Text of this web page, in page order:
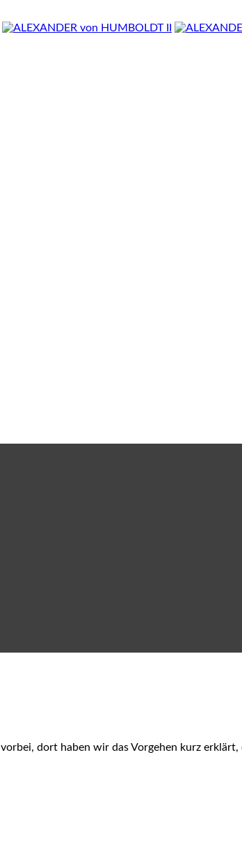
vorbei, dort haben wir das Vorgehen kurz